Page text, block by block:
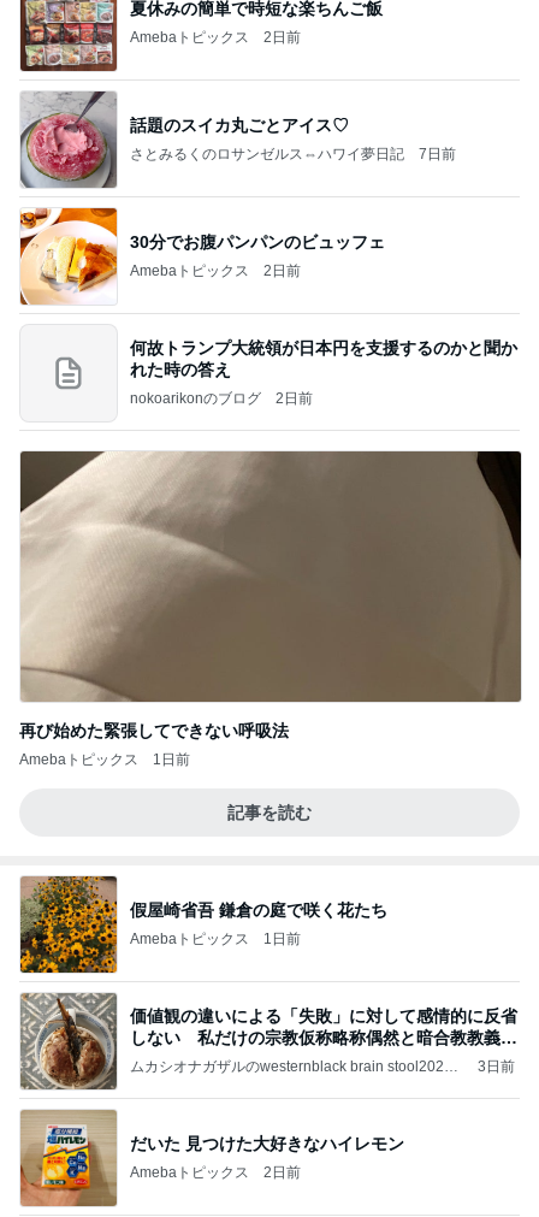
夏休みの簡単で時短な楽ちんご飯
Amebaトピックス 2日前
話題のスイカ丸ごとアイス♡
さとみるくのロサンゼルス⇔ハワイ夢日記 7日前
30分でお腹パンパンのビュッフェ
Amebaトピックス 2日前
何故トランプ大統領が日本円を支援するのかと聞か
れた時の答え
nokoarikonのブログ 2日前
再び始めた緊張してできない呼吸法
Amebaトピックス 1日前
記事を読む
假屋崎省吾 鎌倉の庭で咲く花たち
Amebaトピックス 1日前
価値観の違いによる「失敗」に対して感情的に反省
しない 私だけの宗教仮称略称偶然と暗合教教義候
補
ムカシオナガザルのwesternblack brain stool2024
ガザル
3日前
だいた 見つけた大好きなハイレモン
Amebaトピックス 2日前